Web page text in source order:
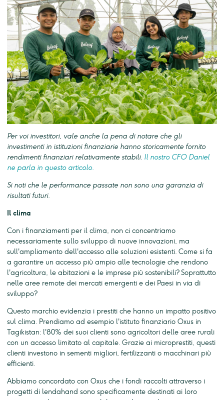
Per voi investitori, vale anche la pena di notare che gli
investimenti in istituzioni finanziarie hanno storicamente fornito
rendimenti finanziari relativamente stabili. Il nostro CFO Daniel
ne parla in questo articolo.
Si noti che le performance passate non sono una garanzia di
risultati futuri.
Il clima
Con i finanziamenti per il clima, non ci concentriamo
necessariamente sullo sviluppo di nuove innovazioni, ma
sull'ampliamento dell'accesso alle soluzioni esistenti. Come si fa
a garantire un accesso più ampio alle tecnologie che rendono
l'agricoltura, le abitazioni e le imprese più sostenibili? Soprattutto
nelle aree remote dei mercati emergenti e dei Paesi in via di
sviluppo?
Questo marchio evidenzia i prestiti che hanno un impatto positivo
sul clima. Prendiamo ad esempio l'istituto finanziario Oxus in
Tagikistan: l'80% dei suoi clienti sono agricoltori delle aree rurali
con un accesso limitato al capitale. Grazie ai microprestiti, questi
clienti investono in sementi migliori, fertilizzanti o macchinari più
efficienti.
Abbiamo concordato con Oxus che i fondi raccolti attraverso i
progetti di lendahand sono specificamente destinati ai loro